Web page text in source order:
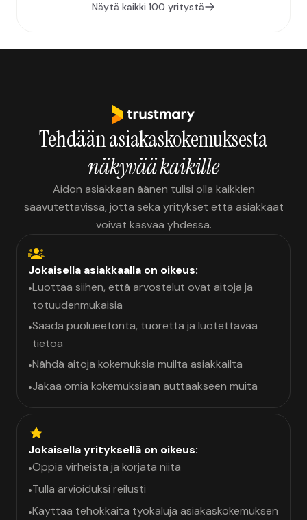
Näytä kaikki 100 yritystä
Tehdään asiakaskokemuksesta
näkyvää kaikille
Aidon asiakkaan äänen tulisi olla kaikkien
saavutettavissa, jotta sekä yritykset että asiakkaat
voivat kasvaa yhdessä.
Jokaisella asiakkaalla on oikeus:
•Luottaa siihen, että arvostelut ovat aitoja ja
totuudenmukaisia
•Saada puolueetonta, tuoretta ja luotettavaa
tietoa
•Nähdä aitoja kokemuksia muilta asiakkailta
•Jakaa omia kokemuksiaan auttaakseen muita
Jokaisella yrityksellä on oikeus:
•Oppia virheistä ja korjata niitä
•Tulla arvioiduksi reilusti
•Käyttää tehokkaita työkaluja asiakaskokemuksen